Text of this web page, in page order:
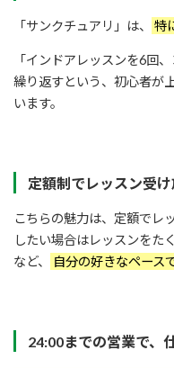
「サンクチュアリ」は、 特
「インドアレッスンを6回
繰り返すという、初心者が
います。
定額制でレッスン受
こちらの魅力は、定額でレ
したい場合はレッスンをた
など、
自分の好きなペース
24:00までの営業で、